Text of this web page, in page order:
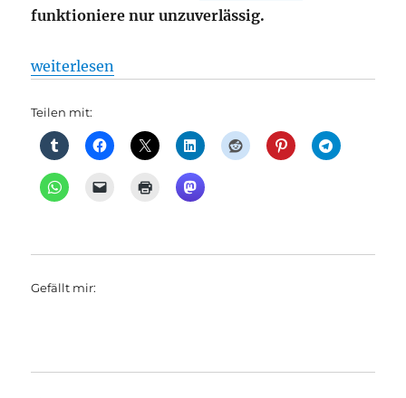
funktioniere nur unzuverlässig.
„Bahnverkehr: PRO BAHN beanstandet massive
weiterlesen
Teilen mit:
Gefällt mir: